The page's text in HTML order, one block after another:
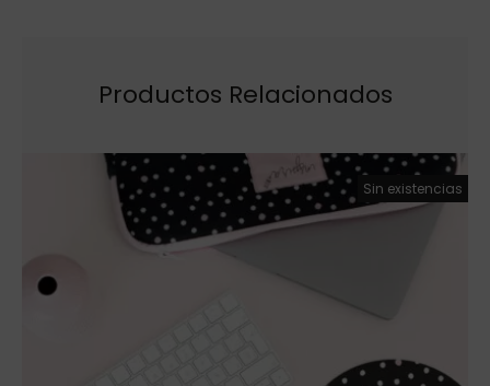
Productos Relacionados
¡Oferta!
Sin existencias